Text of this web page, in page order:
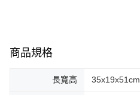
商品規格
長寬高 35x19x51cm